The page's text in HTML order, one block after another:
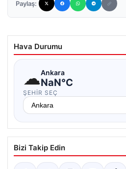
Paylaş:
Hava Durumu
☁Ankara
NaN°C
ŞEHIR SEÇ
Bizi Takip Edin